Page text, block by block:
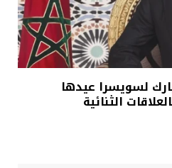
لسويسرا عيدها
الثنائية